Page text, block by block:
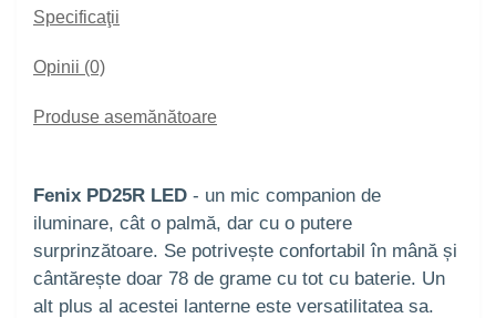
Specificaţii
Opinii (0)
Produse asemănătoare
Fenix PD25R LED - un mic companion de
iluminare, cât o palmă, dar cu o putere
surprinzătoare. Se potrivește confortabil în mână și
cântărește doar 78 de grame cu tot cu baterie. Un
alt plus al acestei lanterne este versatilitatea sa.